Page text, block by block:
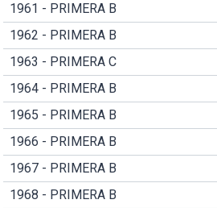
1961 - PRIMERA B
1962 - PRIMERA B
1963 - PRIMERA C
1964 - PRIMERA B
1965 - PRIMERA B
1966 - PRIMERA B
1967 - PRIMERA B
1968 - PRIMERA B